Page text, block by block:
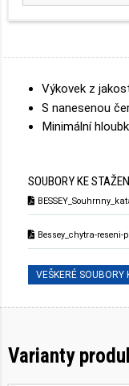
Výkovek z
S nanesenou
Minimální
SOUBORY KE
Bessey_chytra-reseni-
VEŠKERÉ SOUBORY
Varianty